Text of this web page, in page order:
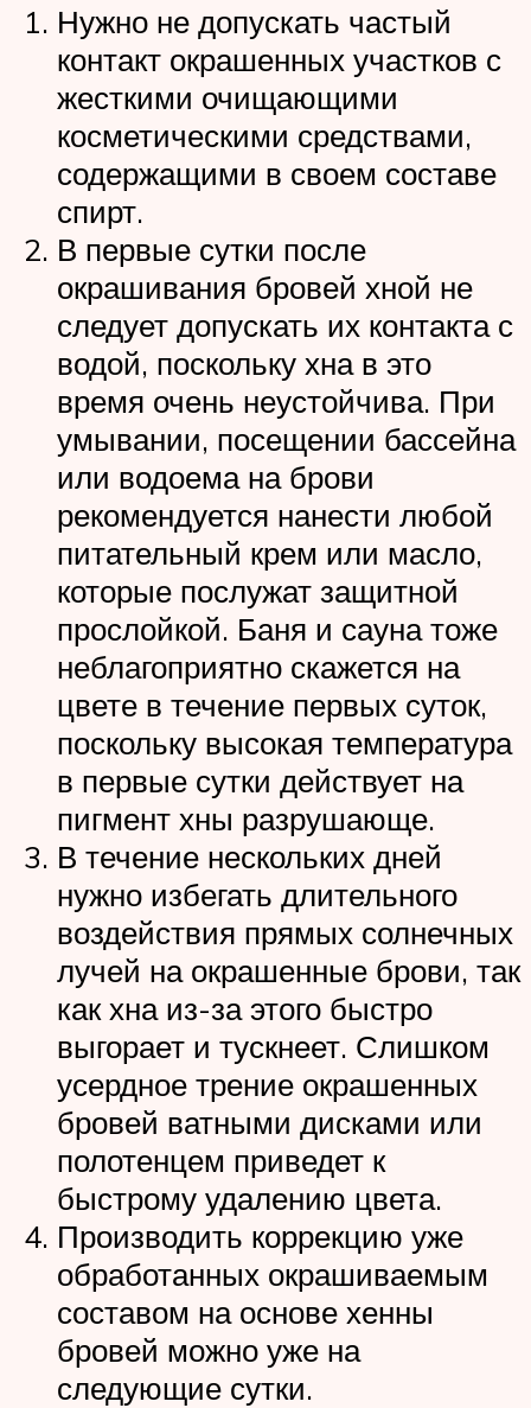
Нужно не допускать частый
контакт окрашенных участков с
жесткими очищающими
косметическими средствами,
содержащими в своем составе
спирт.
В первые сутки после
окрашивания бровей хной не
следует допускать их контакта с
водой, поскольку хна в это
время очень неустойчива. При
умывании, посещении бассейна
или водоема на брови
рекомендуется нанести любой
питательный крем или масло,
которые послужат защитной
прослойкой. Баня и сауна тоже
неблагоприятно скажется на
цвете в течение первых суток,
поскольку высокая температура
в первые сутки действует на
пигмент хны разрушающе.
В течение нескольких дней
нужно избегать длительного
воздействия прямых солнечных
лучей на окрашенные брови, так
как хна из-за этого быстро
выгорает и тускнеет. Слишком
усердное трение окрашенных
бровей ватными дисками или
полотенцем приведет к
быстрому удалению цвета.
Производить коррекцию уже
обработанных окрашиваемым
составом на основе хенны
бровей можно уже на
следующие сутки.